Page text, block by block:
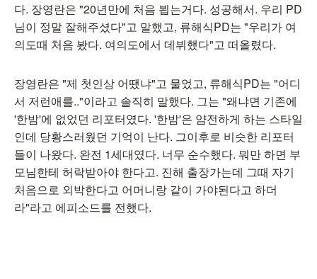
다. 장영란은 "20년만에 처음 뵙는거다. 성공해서. 우리 PD
님이 정말 잘해주셨다"고 말했고, 류해식PD는 "우리가 여
의도때 처음 봤다. 여의도에서 데뷔했다"고 떠올렸다.
장영란은 "제 첫인상 어땠냐"고 물었고, 류해식PD는 "어디
서 저런애를.."이라고 솔직히 말했다. 그는 "왜냐면 기존에
'한밤'에 없었던 리포터였다. '한밤'은 얌전하게 하는 스타일
인데 당황스러웠던 기억이 난다. 그이후로 비슷한 리포터
들이 나왔다. 완전 1세대였다. 너무 순수했다. 뭐만 하면 부
모님한테 허락받아야 한다고. 진해 출장가는데 그때 자기
처음으로 외박한다고 어머니랑 같이 가야된다고 하더
라"라고 에피소드를 전했다.